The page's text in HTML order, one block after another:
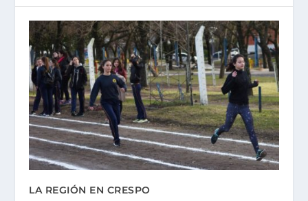
LA REGIÓN EN CRESPO